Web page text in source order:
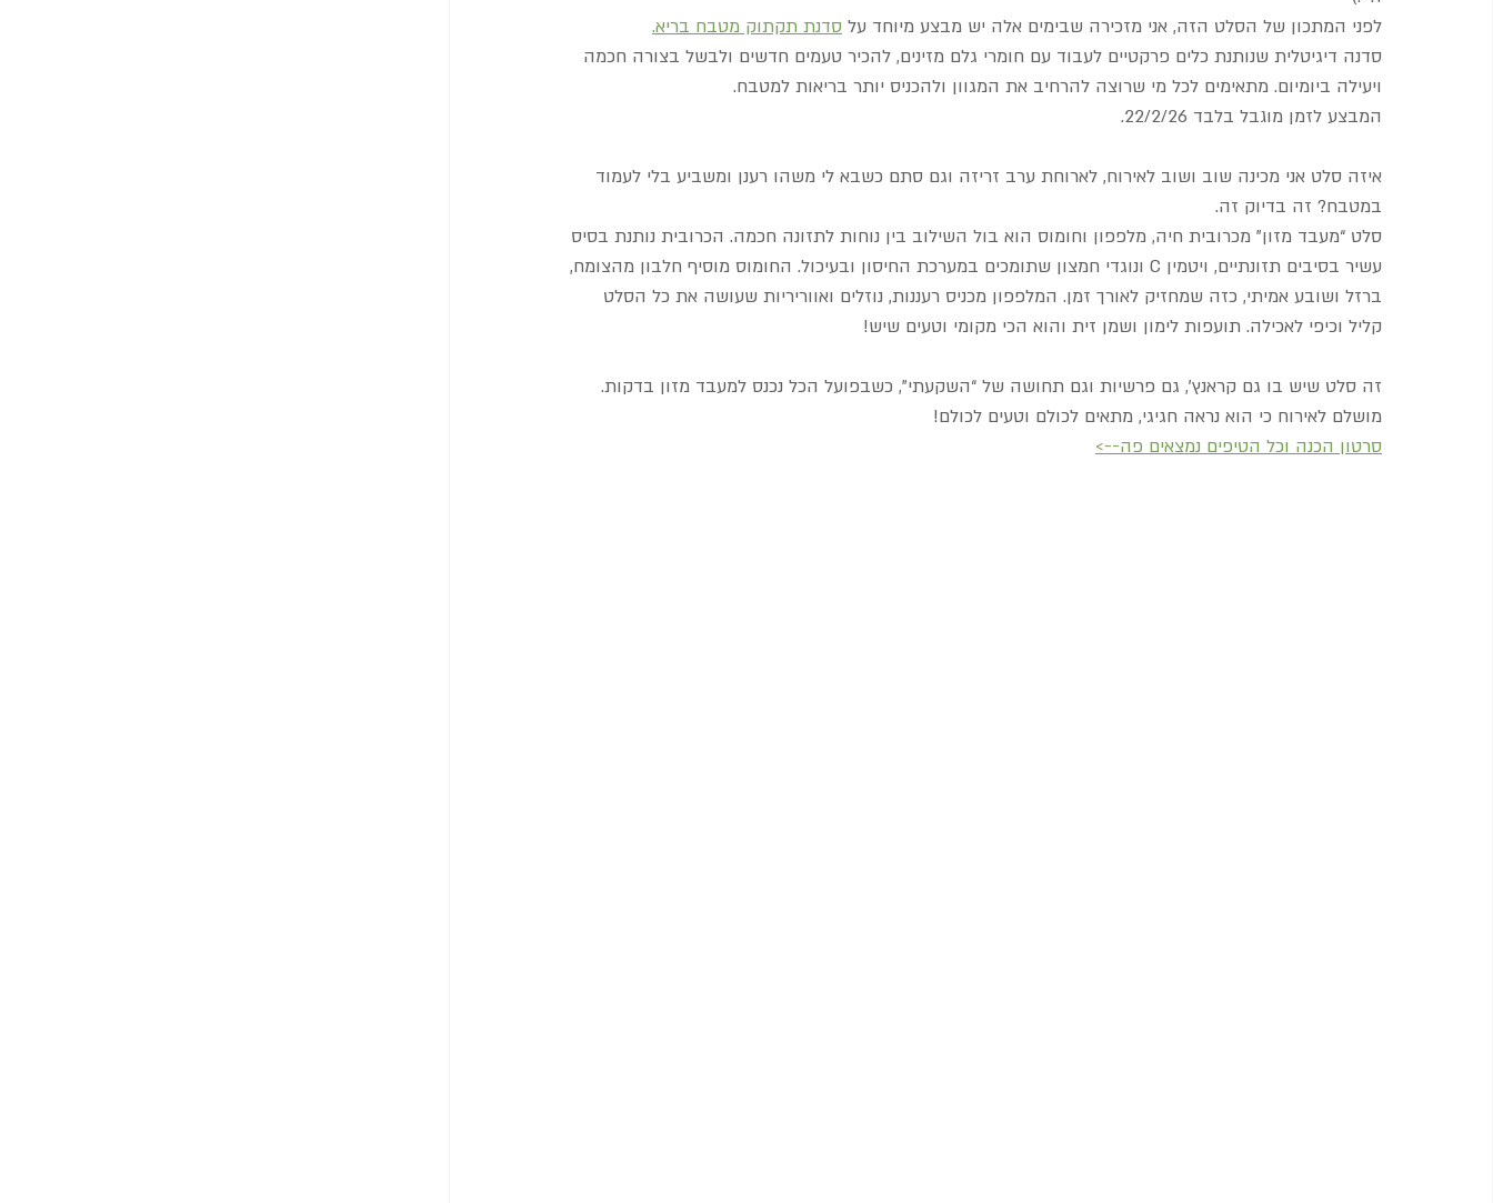
לפני המתכון של הסלט הזה, אני מזכירה שבימים אלה יש מבצע מיוחד על סדנת תקתוק מטבח בריא.
סדנה דיגיטלית שנותנת כלים פרקטיים לעבוד עם חומרי גלם מזינים, להכיר טעמים חדשים ולבשל בצורה חכמה
ויעילה ביומיום. מתאימים לכל מי שרוצה להרחיב את המגוון ולהכניס יותר בריאות למטבח.
המבצע לזמן מוגבל בלבד 22/2/26.
איזה סלט אני מכינה שוב ושוב לאירוח, לארוחת ערב זריזה וגם סתם כשבא לי משהו רענן ומשביע בלי לעמוד
במטבח? זה בדיוק זה.
סלט “מעבד מזון” מכרובית חיה, מלפפון וחומוס הוא בול השילוב בין נוחות לתזונה חכמה. הכרובית נותנת בסיס
עשיר בסיבים תזונתיים, ויטמין C ונוגדי חמצון שתומכים במערכת החיסון ובעיכול. החומוס מוסיף חלבון מהצומח,
ברזל ושובע אמיתי, כזה שמחזיק לאורך זמן. המלפפון מכניס רעננות, נוזלים ואווריריות שעושה את כל הסלט
קליל וכיפי לאכילה. תועפות לימון ושמן זית והוא הכי מקומי וטעים שיש!
זה סלט שיש בו גם קראנץ’, גם פרשיות וגם תחושה של “השקעתי”, כשבפועל הכל נכנס למעבד מזון בדקות.
מושלם לאירוח כי הוא נראה חגיגי, מתאים לכולם וטעים לכולם!
סרטון הכנה וכל הטיפים נמצאים פה-->